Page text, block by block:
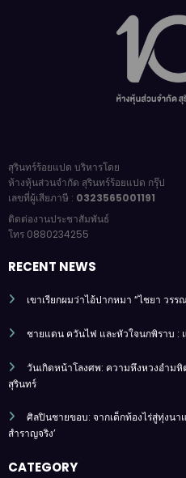
สุรินทร์ร้อยแปด บริหารโดย
ห้างหุ้นส่วนจำกัด สุรินทร์ร้อยแปด กรุ๊ป
เลขที่ผู้เสียภาษี : 0323565001191
ติดต่องานประชาสัมพันธ์
โทร 0880234255
RECENT NEWS
เขาเรียกผมว่าไอ้ปากหมา “ไชยา วรร
ชายแดน ควันไฟ และหัวใจนกพิราบ :
วันเกิดหน้าโลงศพ: ความหึงหวงอำมหิ
สุรินทร์
ศิลปินชายขอบ: จากเด็กท้องไร่สู่ทุ่งน
สำราญจริง’
CATEGORY